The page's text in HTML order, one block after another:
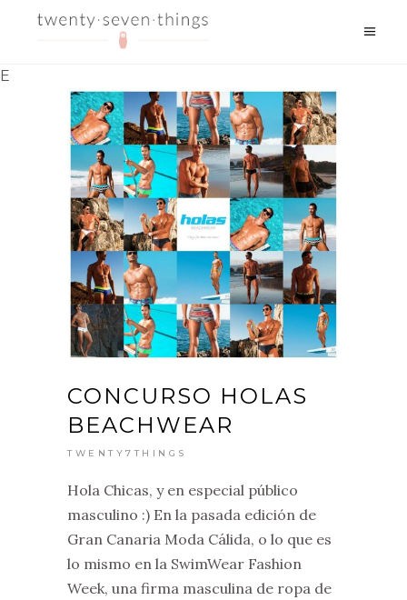
E
CONCURSO HOLAS
BEACHWEAR
TWENTY7THINGS
Hola Chicas, y en especial público
masculino :) En la pasada edición de
Gran Canaria Moda Cálida, o lo que es
lo mismo en la SwimWear Fashion
Week, una firma masculina de ropa de